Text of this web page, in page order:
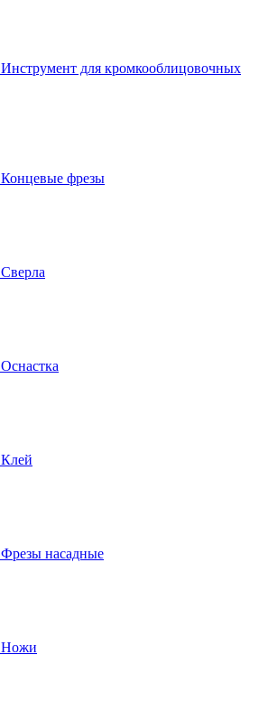
Инструмент для кромкооблицовочных
Концевые фрезы
Сверла
Оснастка
Клей
Фрезы насадные
Ножи